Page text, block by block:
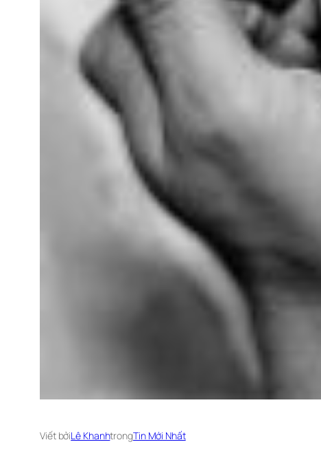
Viết bởiLê KhanhtrongTin Mới Nhất